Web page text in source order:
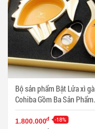
Bộ sản phẩm Bật Lửa xì gà
Cohiba Gồm Ba Sản Phẩm
Màu Vàng - Mã SP:
PKXG326
1.800.000đ -18%